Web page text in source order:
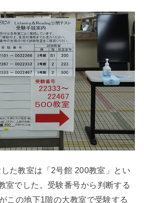
た教室は「2号館 200教室」とい
室でした。受験番号から判断する
この地下1階の大教室で受験する